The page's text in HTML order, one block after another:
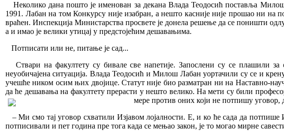
Неколико дана пошто је именован за декана Влада Теодосић поставља
1991. Лабан на том Конкурсу није изабран, а нешто касније није прошао ни на
враћен. Инспекција Министарства просвете је донела решење да се поништи
а и имао је велики утицај у предстојећим дешавањима.
Потписати или не, питање је сад...
Ствари на факултету су бивале све напетије. Запослени су се плашили за
неуобичајена ситуација. Влада Теодосић и Милош Лабан уортачили су се и
учешће ником осим њих двојице. Статут није био разматран ни на Наставно-
да ће дешавања на факултету прерасти у нешто велико. На мети су били
мере против оних који не потпишу уговор,
– Ми смо тај уговор схватили Изјавом лојалности. Е, и ко ће сада да потпише
потписивали и пет година пре тога када се мењао закон, је то могао мирне